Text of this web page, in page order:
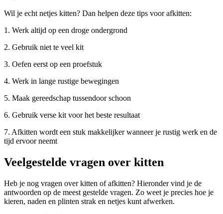
Wil je echt netjes kitten? Dan helpen deze tips voor afkitten:
1. Werk altijd op een droge ondergrond
2. Gebruik niet te veel kit
3. Oefen eerst op een proefstuk
4. Werk in lange rustige bewegingen
5. Maak gereedschap tussendoor schoon
6. Gebruik verse kit voor het beste resultaat
7. Afkitten wordt een stuk makkelijker wanneer je rustig werk en de
tijd ervoor neemt
Veelgestelde vragen over kitten
Heb je nog vragen over kitten of afkitten? Hieronder vind je de
antwoorden op de meest gestelde vragen. Zo weet je precies hoe je
kieren, naden en plinten strak en netjes kunt afwerken.